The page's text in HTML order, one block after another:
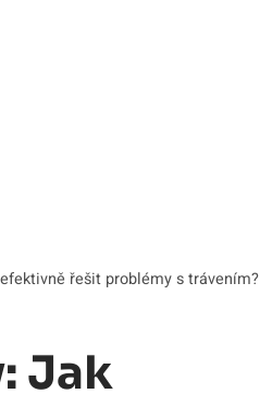
řešit problémy s trávením?
Jak